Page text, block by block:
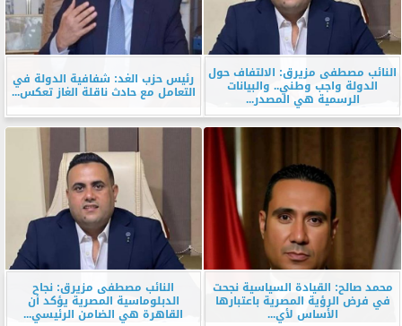
النائب مصطفى مزيرق: الالتفاف حول
الدولة واجب وطني.. والبيانات
الرسمية هي المصدر...
رئيس حزب الغد: شفافية الدولة في
التعامل مع حادث ناقلة الغاز تعكس...
محمد صالح: القيادة السياسية نجحت
في فرض الرؤية المصرية باعتبارها
الأساس لأي...
النائب مصطفى مزيرق: نجاح
الدبلوماسية المصرية يؤكد أن
القاهرة هي الضامن الرئيسي...